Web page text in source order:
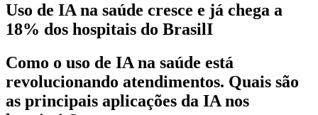
Uso de IA na saúde cresce e já chega a
18% dos hospitais do BrasilI
Como o uso de IA na saúde está
revolucionando atendimentos. Quais são
as principais aplicações da IA nos